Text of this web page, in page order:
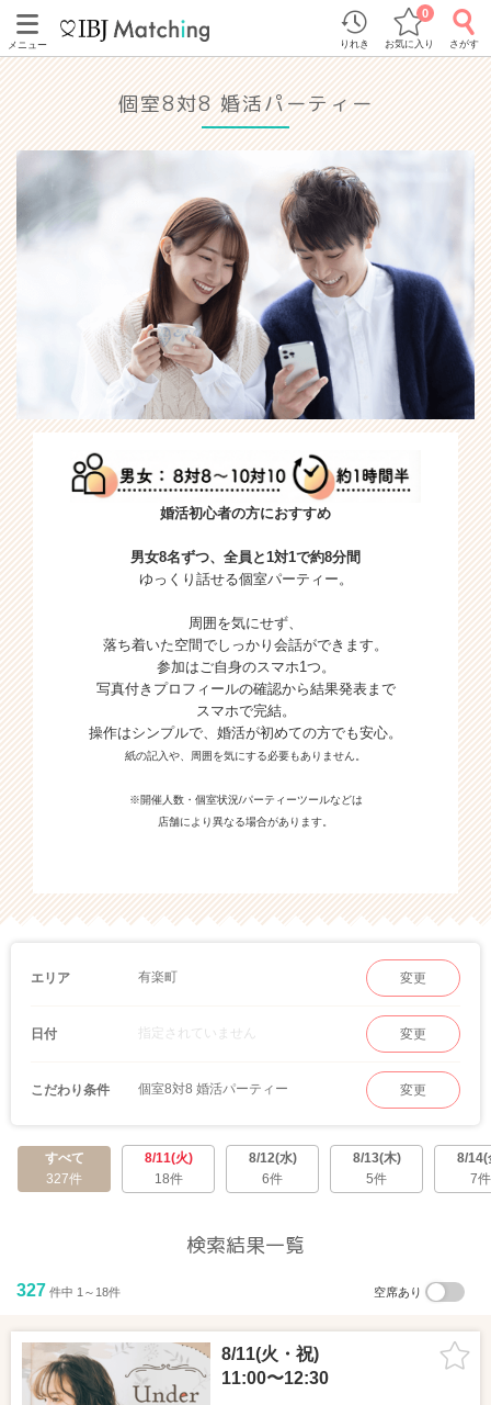
メニュー りれき お気に入り
0
さがす
個室8対8 婚活パーティー
婚活初心者の方におすすめ
男女8名ずつ、全員と1対1で約8分間
ゆっくり話せる個室パーティー。
周囲を気にせず、
落ち着いた空間でしっかり会話ができます。
参加はご自身のスマホ1つ。
写真付きプロフィールの確認から結果発表まで
スマホで完結。
操作はシンプルで、婚活が初めての方でも安心。
紙の記入や、周囲を気にする必要もありません。
※開催人数・個室状況/パーティーツールなどは
店舗により異なる場合があります。
エリア 有楽町 変更
日付 指定されていません 変更
こだわり条件 個室8対8 婚活パーティー 変更
すべて
327件
8/11(火)
18件
8/12(水)
6件
8/13(木)
5件
8/14(
7件
検索結果一覧
327 件中 1～18件 空席あり
8/11(火・祝)
11:00〜12:30